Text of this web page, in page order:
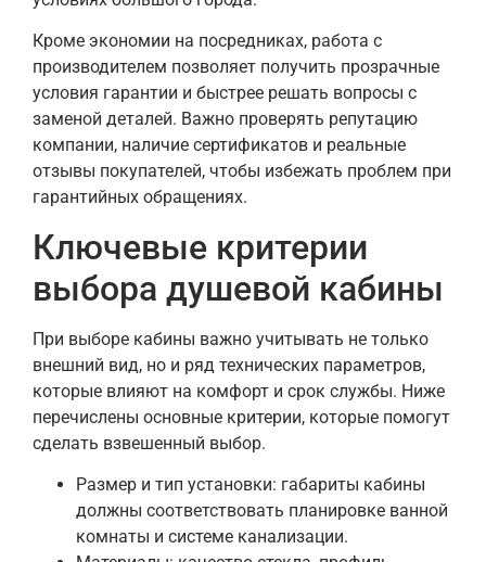
Кроме экономии на посредниках, работа с
производителем позволяет получить прозрачные
условия гарантии и быстрее решать вопросы с
заменой деталей. Важно проверять репутацию
компании, наличие сертификатов и реальные
отзывы покупателей, чтобы избежать проблем при
гарантийных обращениях.
Ключевые критерии
выбора душевой кабины
При выборе кабины важно учитывать не только
внешний вид, но и ряд технических параметров,
которые влияют на комфорт и срок службы. Ниже
перечислены основные критерии, которые помогут
сделать взвешенный выбор.
Размер и тип установки: габариты кабины
должны соответствовать планировке ванной
комнаты и системе канализации.